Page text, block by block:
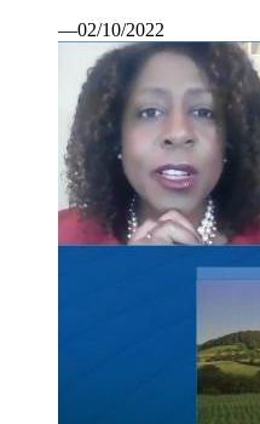
—02/10/2022